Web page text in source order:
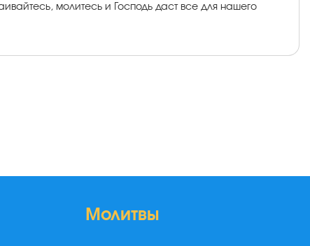
молитесь и Господь даст все для нашего
Молитвы